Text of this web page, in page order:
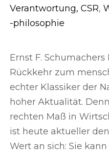
Verantwortung, CSR,
-philosophie
Ernst F.
Rückkehr zum
echter Klassiker der
hoher Aktualität.
rechten Maß in
ist heute aktueller
Wert an sich: Sie